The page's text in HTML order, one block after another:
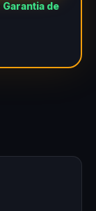
Garantia de